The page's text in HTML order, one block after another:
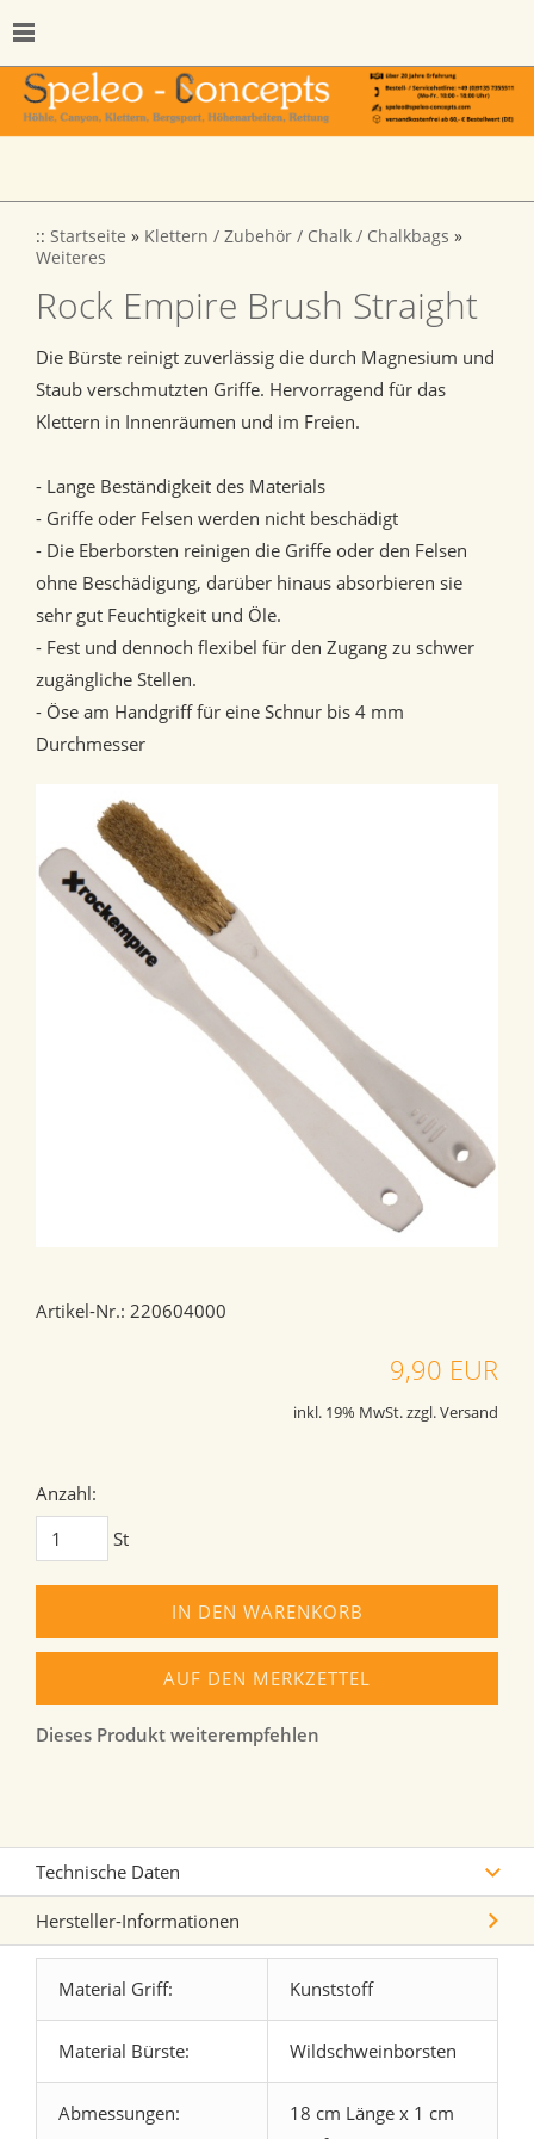
:: Startseite » Klettern / Zubehör / Chalk / Chalkbags »
Weiteres
Rock Empire Brush Straight
Die Bürste reinigt zuverlässig die durch Magnesium und
Staub verschmutzten Griffe. Hervorragend für das
Klettern in Innenräumen und im Freien.
- Lange Beständigkeit des Materials
- Griffe oder Felsen werden nicht beschädigt
- Die Eberborsten reinigen die Griffe oder den Felsen
ohne Beschädigung, darüber hinaus absorbieren sie
sehr gut Feuchtigkeit und Öle.
- Fest und dennoch flexibel für den Zugang zu schwer
zugängliche Stellen.
- Öse am Handgriff für eine Schnur bis 4 mm
Durchmesser
Artikel-Nr.: 220604000
9,90 EUR
inkl. 19% MwSt. zzgl. Versand
Anzahl:
St
IN DEN WARENKORB
AUF DEN MERKZETTEL
Dieses Produkt weiterempfehlen
Technische Daten
Hersteller-Informationen
Material Griff: Kunststoff
Material Bürste: Wildschweinborsten
Abmessungen:
18 cm Länge x 1 cm